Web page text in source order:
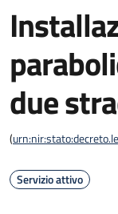
due
(
Servizio attivo